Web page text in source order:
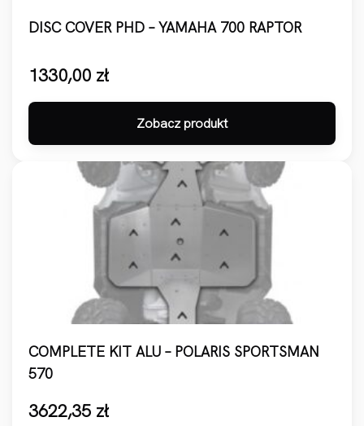
DISC COVER PHD – YAMAHA 700 RAPTOR
1330,00 zł
Zobacz produkt
COMPLETE KIT ALU – POLARIS SPORTSMAN
570
3622,35 zł